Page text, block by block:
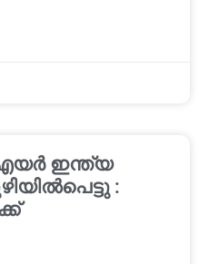
ഇന്ത്യ
: